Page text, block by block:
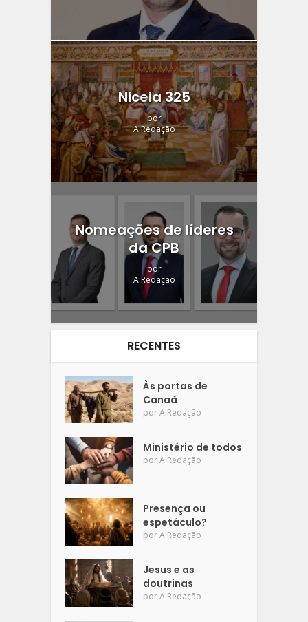
Niceia 325
por
A Redação
Nomeações de líderes
da CPB
por
A Redação
RECENTES
Às portas de
Canaã
porA Redação
Ministério de todos
porA Redação
Presença ou
espetáculo?
porA Redação
Jesus e as
doutrinas
porA Redação